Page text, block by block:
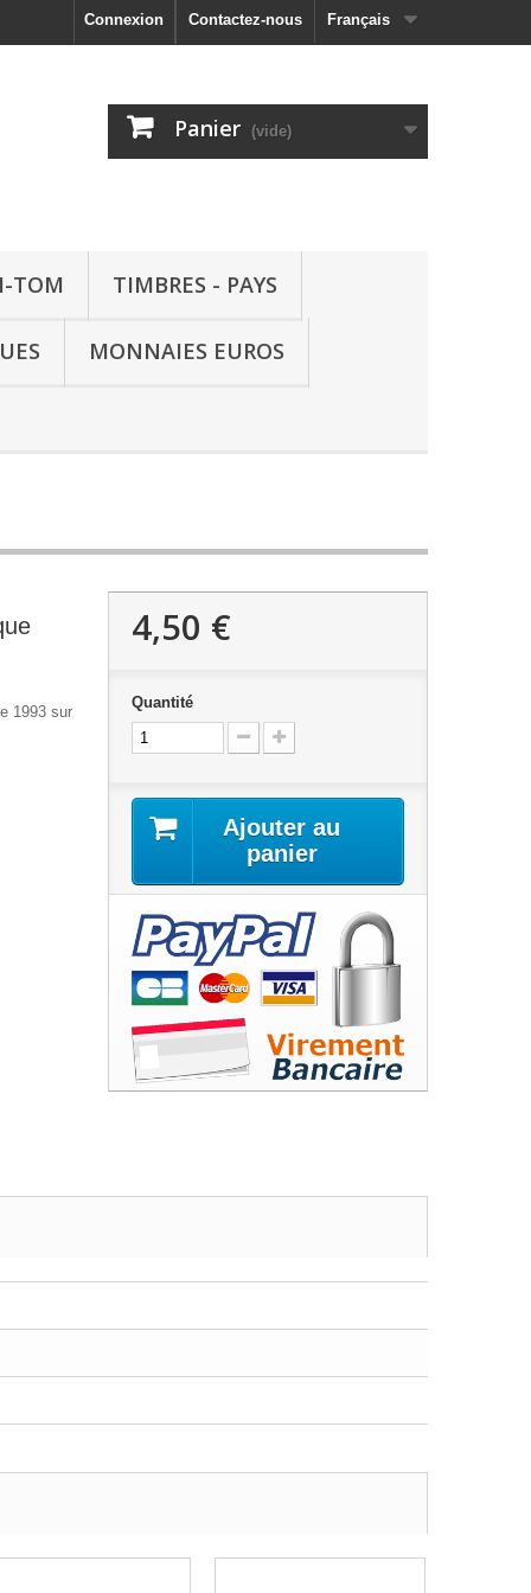
Français
Contactez-nous
Connexion
Panier (vide)
TOM TIMBRES - PAYS
MONNAIES EUROS
1993 sur
4,50 €
Quantité
Ajouter au
panier